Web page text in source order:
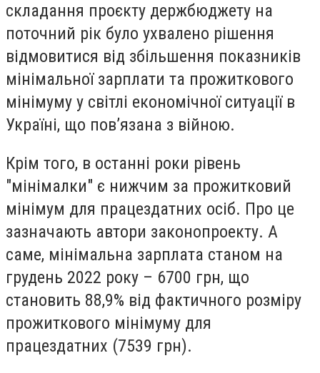
складання проєкту держбюджету на
поточний рік було ухвалено рішення
відмовитися від збільшення показників
мінімальної зарплати та прожиткового
мінімуму у світлі економічної ситуації в
Україні, що пов’язана з війною.
Крім того, в останні роки рівень
"мінімалки" є нижчим за прожитковий
мінімум для працездатних осіб. Про це
зазначають автори законопроекту. А
саме, мінімальна зарплата станом на
грудень 2022 року – 6700 грн, що
становить 88,9% від фактичного розміру
прожиткового мінімуму для
працездатних (7539 грн).